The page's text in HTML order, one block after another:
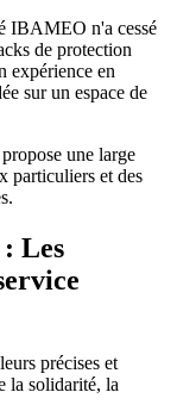
IBAMEO n'a cessé
de protection
expérience en
sur un espace de
une large
particuliers et des
Les
précises et
la solidarité, la